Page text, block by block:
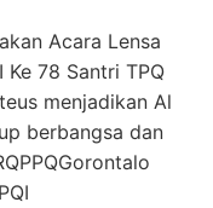
Acara Lensa
Ke 78 Santri TPQ
menjadikan Al
berbangsa dan